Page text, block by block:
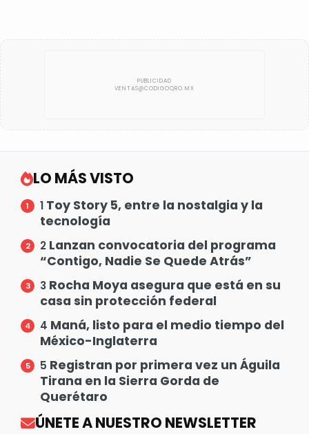
LO MÁS VISTO
1 Toy Story 5, entre la nostalgia y la
tecnología
2 Lanzan convocatoria del programa
“Contigo, Nadie Se Quede Atrás”
3 Rocha Moya asegura que está en su
casa sin protección federal
4 Maná, listo para el medio tiempo del
México-Inglaterra
5 Registran por primera vez un Águila
Tirana en la Sierra Gorda de
Querétaro
ÚNETE A NUESTRO NEWSLETTER